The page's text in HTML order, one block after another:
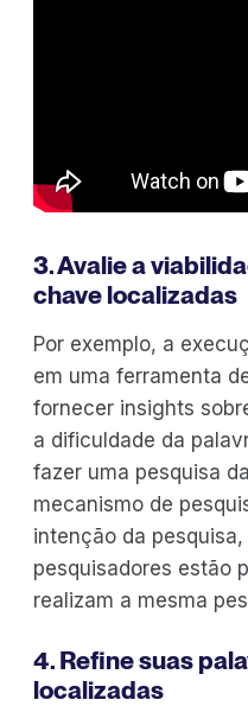
3. Avalie a
chave localizadas
Por exemplo, a
em uma ferramenta
fornecer insights
a dificuldade da
fazer uma pesquisa
mecanismo de
intenção da
pesquisadores estão
realizam a mesma
4. Refine suas
localizadas